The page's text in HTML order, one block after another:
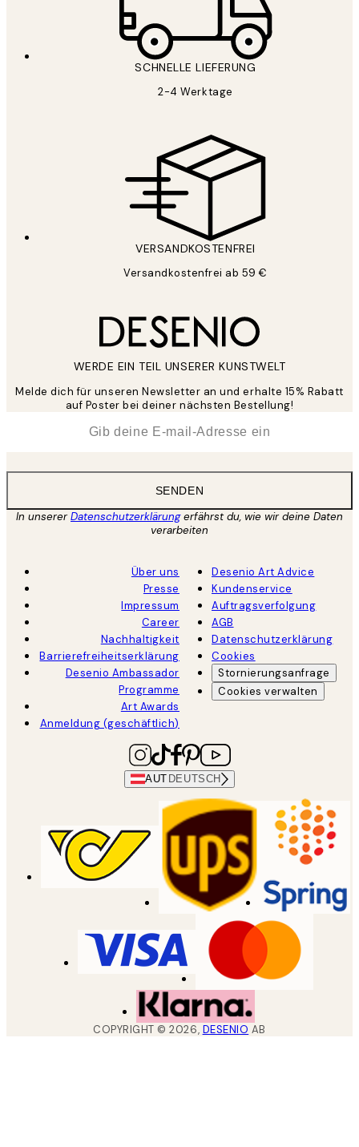
SCHNELLE LIEFERUNG
2-4 Werktage
VERSANDKOSTENFREI
Versandkostenfrei ab 59 €
WERDE EIN TEIL UNSERER KUNSTWELT
Melde dich für unseren Newsletter an und erhalte 15% Rabatt
auf Poster bei deiner nächsten Bestellung!
SENDEN
In unsererDatenschutzerklärungerfährst du, wie wir deine Daten
verarbeiten
Über uns
Presse
Impressum
Career
Nachhaltigkeit
Barrierefreiheitserklärung
Desenio Ambassador
Programme
Art Awards
Anmeldung (geschäftlich)
Desenio Art Advice
Kundenservice
Auftragsverfolgung
AGB
Datenschutzerklärung
Cookies
Stornierungsanfrage
Cookies verwalten
AUT DEUTSCH
COPYRIGHT ©2026, DESENIO AB